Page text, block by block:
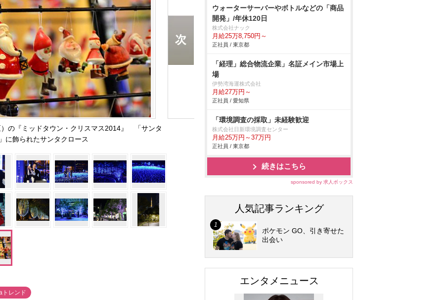
の『ミッドタウン・クリスマス2014』 「サンタ
に飾られたサンタクロース
トレンド
ウォーターサーバーやボトルなどの「商品
開発」/年休120日
株式会社ナック
月給25万8,750円～
正社員 / 東京都
「経理」総合物流企業」名証メイン市場上
場
伊勢湾海運株式会社
月給27万円～
正社員 / 愛知県
「環境調査の採取」未経験歓迎
株式会社日新環境調査センター
月給25万円～37万円
正社員 / 東京都
続きはこちら
sponsored by 求人ボックス
人気記事ランキング
ポケモン GO、引き寄せた
出会い
エンタメニュース